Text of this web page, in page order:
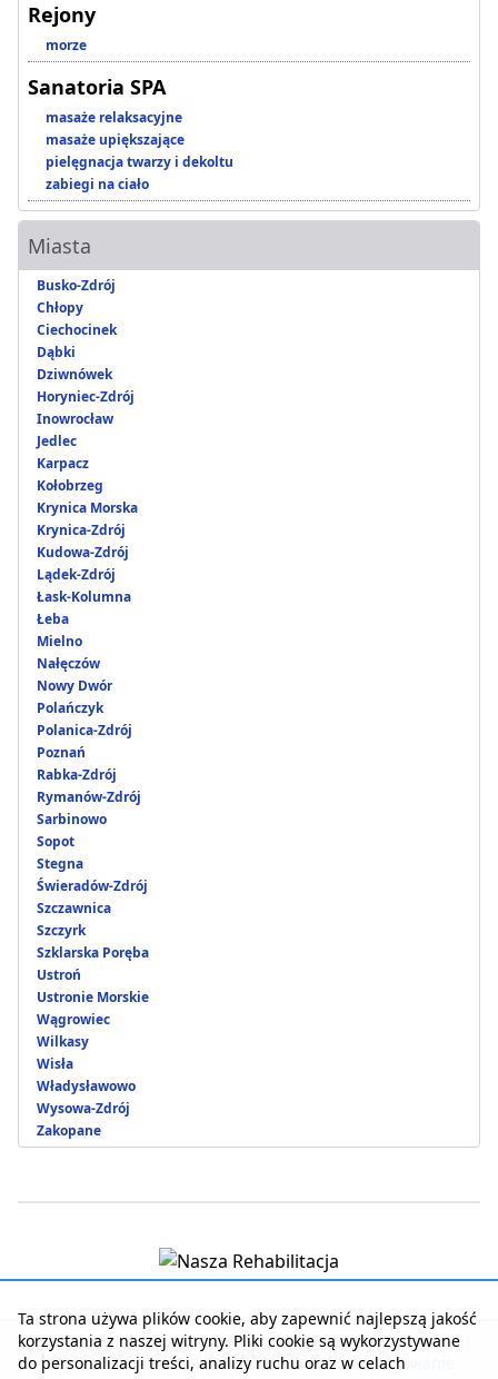
Rejony
morze
Sanatoria SPA
masaże relaksacyjne
masaże upiększające
pielęgnacja twarzy i dekoltu
zabiegi na ciało
Miasta
Busko-Zdrój
Chłopy
Ciechocinek
Dąbki
Dziwnówek
Horyniec-Zdrój
Inowrocław
Jedlec
Karpacz
Kołobrzeg
Krynica Morska
Krynica-Zdrój
Kudowa-Zdrój
Lądek-Zdrój
Łask-Kolumna
Łeba
Mielno
Nałęczów
Nowy Dwór
Polańczyk
Polanica-Zdrój
Poznań
Rabka-Zdrój
Rymanów-Zdrój
Sarbinowo
Sopot
Stegna
Świeradów-Zdrój
Szczawnica
Szczyrk
Szklarska Poręba
Ustroń
Ustronie Morskie
Wągrowiec
Wilkasy
Wisła
Władysławowo
Wysowa-Zdrój
Zakopane
Strona główna | Kontakt z serwisem | Reklama w serwisie
Regulamin serwisu | Polityka prywatności | Logowanie
Ta strona używa plików cookie, aby zapewnić najlepszą jakość
korzystania z naszej witryny. Pliki cookie są wykorzystywane
do personalizacji treści, analizy ruchu oraz w celach